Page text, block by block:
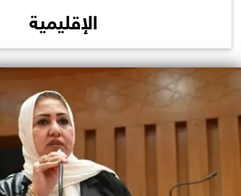
الإقليمية